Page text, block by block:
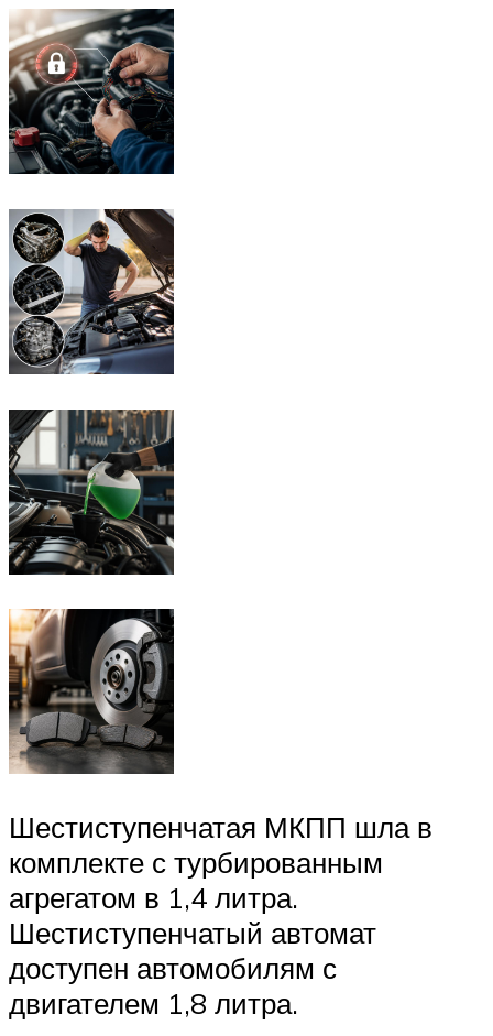
Шестиступенчатая МКПП шла в
комплекте с турбированным
агрегатом в 1,4 литра.
Шестиступенчатый автомат
доступен автомобилям с
двигателем 1,8 литра.